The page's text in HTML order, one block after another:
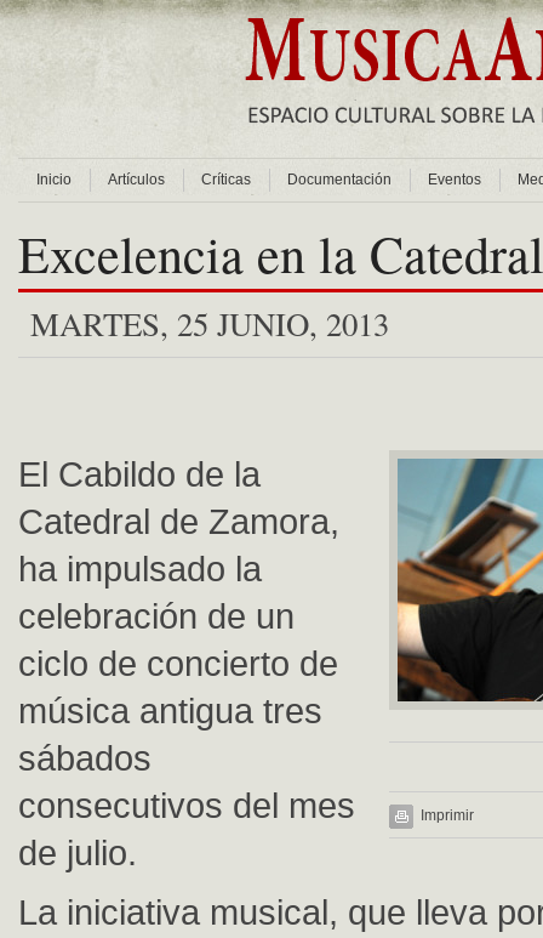
Inicio Artículos Críticas Documentación Eventos
Excelencia en la Catedral
MARTES, 25 JUNIO, 2013
Imprimir
El Cabildo de la
Catedral de Zamora,
ha impulsado la
celebración de un
ciclo de concierto de
música antigua tres
sábados
consecutivos del mes
de julio.
La iniciativa musical, que lleva